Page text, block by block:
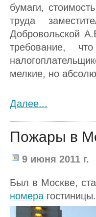
бумаги,
труда
Добровольской
требование,
мелкие, но
Далее...
Пожары в
9 июня 2011 г.
Был в Москве,
номера